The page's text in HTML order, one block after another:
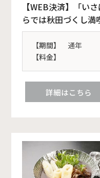
【WEB決済】「い
らでは秋田づくし満
【期間】
通年
【料金】
詳細はこちら